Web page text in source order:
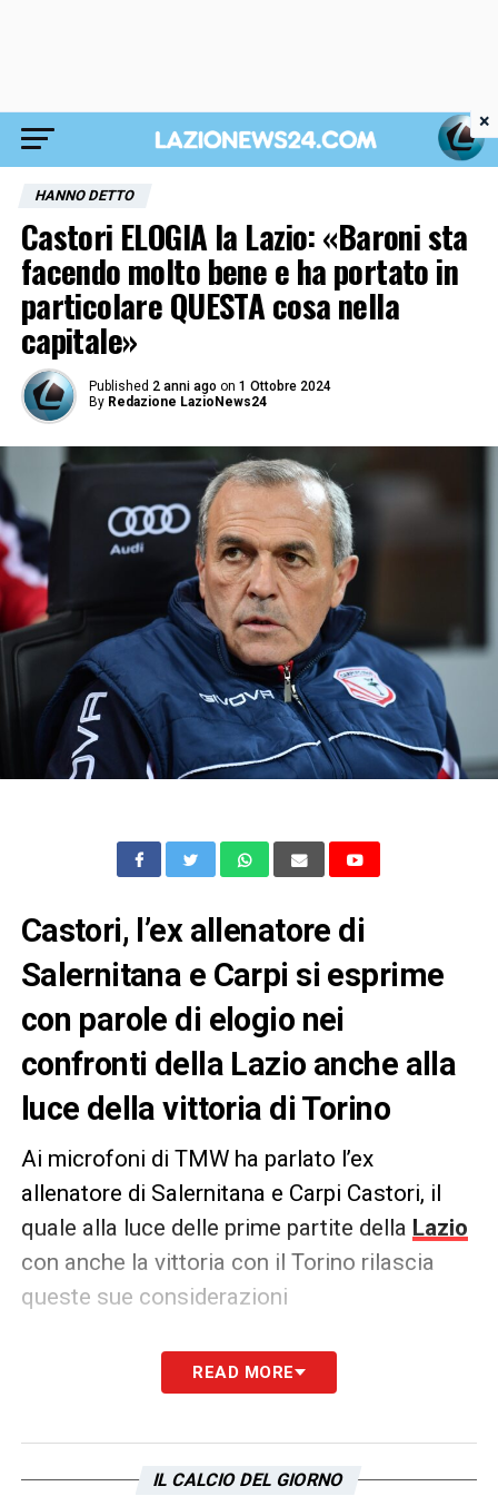
HANNO DETTO
Castori ELOGIA la Lazio: «Baroni sta
facendo molto bene e ha portato in
particolare QUESTA cosa nella
capitale»
Published 2 anni ago on 1 Ottobre 2024
By Redazione LazioNews24
Castori, l’ex allenatore di
Salernitana e Carpi si esprime
con parole di elogio nei
confronti della Lazio anche alla
luce della vittoria di Torino
Ai microfoni di TMW ha parlato l’ex
allenatore di Salernitana e Carpi Castori, il
quale alla luce delle prime partite della Lazio
con anche la vittoria con il Torino rilascia
queste sue considerazioni
Napoli capolista? Non direi a
sorpresa, con Conte sono una candidata a
attrezzata, la Juve è sempre la Juve e
READ MORE
IL CALCIO DEL GIORNO
×